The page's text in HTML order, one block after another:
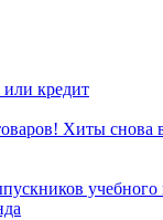
или кредит
Хиты снова